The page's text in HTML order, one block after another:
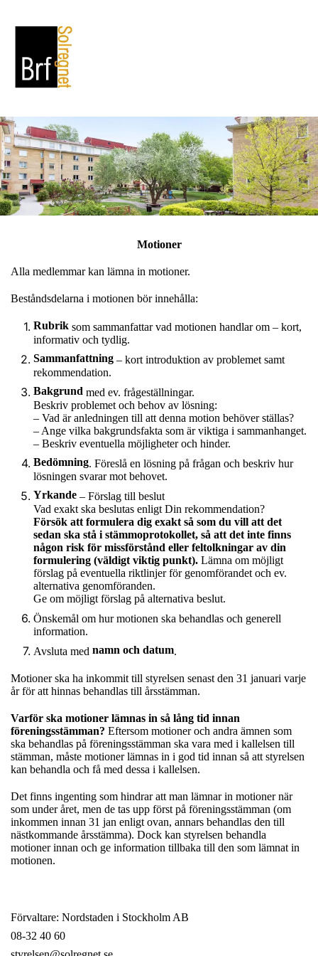
Motioner
Alla medlemmar kan lämna in motioner.
Beståndsdelarna i motionen bör innehålla:
Rubrik som sammanfattar vad motionen handlar om – kort,
informativ och tydlig.
Sammanfattning – kort introduktion av problemet samt
rekommendation.
Bakgrund med ev. frågeställningar.
Beskriv problemet och behov av lösning:
– Vad är anledningen till att denna motion behöver ställas?
– Ange vilka bakgrundsfakta som är viktiga i sammanhanget.
– Beskriv eventuella möjligheter och hinder.
Bedömning. Föreslå en lösning på frågan och beskriv hur
lösningen svarar mot behovet.
Yrkande – Förslag till beslut
Vad exakt ska beslutas enligt Din rekommendation?
Försök att formulera dig exakt så som du vill att det
sedan ska stå i stämmoprotokollet, så att det inte finns
någon risk för missförstånd eller feltolkningar av din
formulering (väldigt viktig punkt). Lämna om möjligt
förslag på eventuella riktlinjer för genomförandet och ev.
alternativa genomföranden.
Ge om möjligt förslag på alternativa beslut.
Önskemål om hur motionen ska behandlas och generell
information.
Avsluta med namn och datum.
Motioner ska ha inkommit till styrelsen senast den 31 januari varje
år för att hinnas behandlas till årsstämman.
Varför ska motioner lämnas in så lång tid innan
föreningsstämman? Eftersom motioner och andra ämnen som
ska behandlas på föreningsstämman ska vara med i kallelsen till
stämman, måste motioner lämnas in i god tid innan så att styrelsen
kan behandla och få med dessa i kallelsen.
Det finns ingenting som hindrar att man lämnar in motioner när
som under året, men de tas upp först på föreningsstämman (om
inkommen innan 31 jan enligt ovan, annars behandlas den till
nästkommande årsstämma). Dock kan styrelsen behandla
motioner innan och ge information tillbaka till den som lämnat in
motionen.
Förvaltare: Nordstaden i Stockholm AB
08-32 40 60